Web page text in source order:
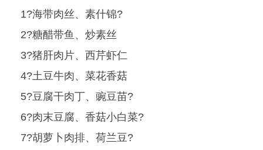
1?海带肉丝、素什锦?
2?糖醋带鱼、炒素丝
3?猪肝肉片、西芹虾仁
4?土豆牛肉、菜花香菇
5?豆腐干肉丁、豌豆苗?
6?肉末豆腐、香菇小白菜?
7?胡萝卜肉排、荷兰豆?